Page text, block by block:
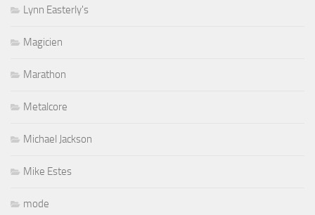
Lynn Easterly's
Magicien
Marathon
Metalcore
Michael Jackson
Mike Estes
mode